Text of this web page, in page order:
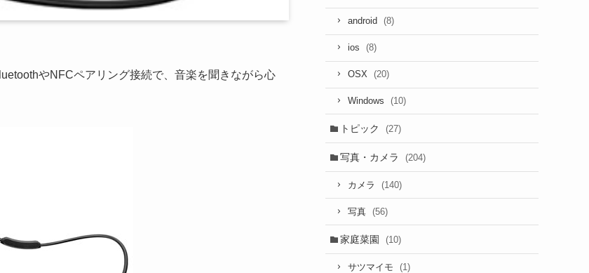
やNFCペアリング接続で、音楽を聞きながら心
android (8)
ios (8)
OSX (20)
Windows (10)
トピック (27)
写真・カメラ (204)
カメラ (140)
写真 (56)
家庭菜園 (10)
サツマイモ (1)